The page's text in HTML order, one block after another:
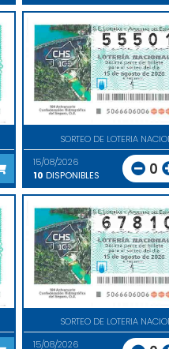
SORTEO DE LOTERIA
15/08/2026
10 DISPONIBLES 0
SORTEO DE LOTERIA
15/08/2026